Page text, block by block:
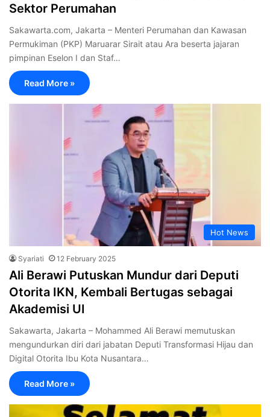
Sektor Perumahan
Sakawarta.com, Jakarta – Menteri Perumahan dan Kawasan
Permukiman (PKP) Maruarar Sirait atau Ara beserta jajaran
pimpinan Eselon I dan Staf…
Read More »
Hot News
Syariati 12 February 2025
Ali Berawi Putuskan Mundur dari Deputi
Otorita IKN, Kembali Bertugas sebagai
Akademisi UI
Sakawarta, Jakarta – Mohammed Ali Berawi memutuskan
mengundurkan diri dari jabatan Deputi Transformasi Hijau dan
Digital Otorita Ibu Kota Nusantara…
Read More »